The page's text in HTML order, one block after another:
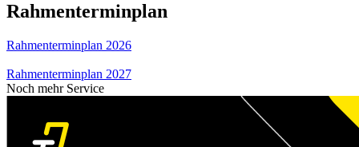
Rahmenterminplan
Rahmenterminplan 2026
Rahmenterminplan 2027
Noch mehr Service